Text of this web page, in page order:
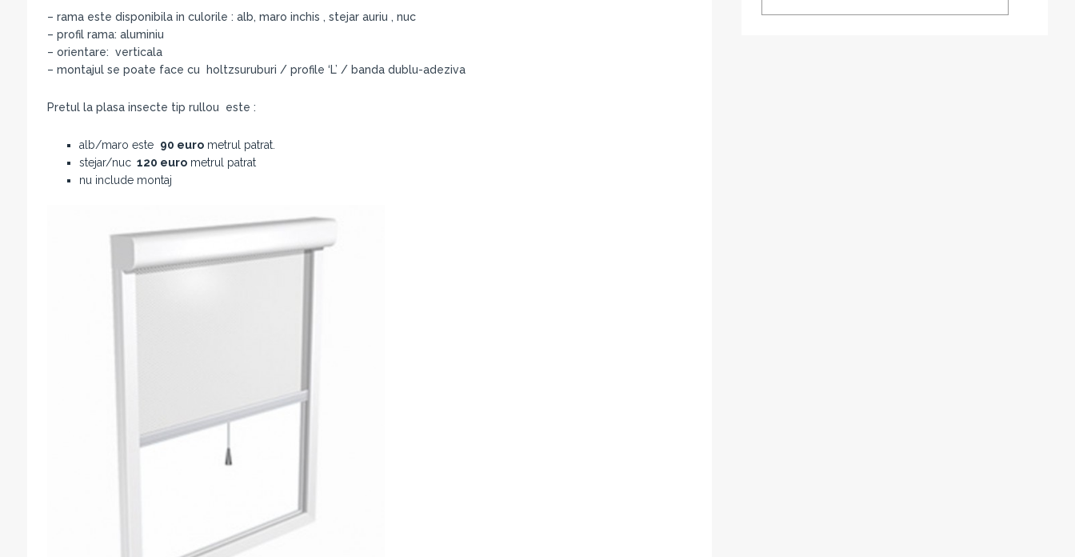
– rama este disponibila in culorile : alb, maro inchis , stejar auriu , nuc
– profil rama: aluminiu
– orientare: verticala
– montajul se poate face cu holtzsuruburi / profile ‘L’ / banda dublu-adeziva
Pretul la plasa insecte tip rullou este :
alb/maro este 90 eurometrul patrat.
stejar/nuc 120 eurometrul patrat
nu include montaj